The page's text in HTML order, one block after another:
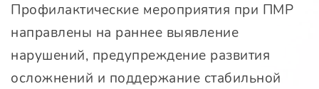
Профилактические мероприятия при ПМР
направлены на раннее выявление
нарушений, предупреждение развития
осложнений и поддержание стабильной